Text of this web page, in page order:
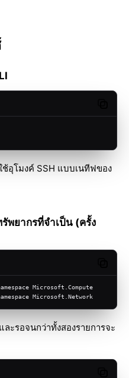
ช้อุโมงค์ SSH แบบเนทีฟของ
พยากรที่จำเป็น (ครั้ง
Microsoft.Compute
Microsoft.Network
ะรอจนกว่าทั้งสองรายการจะ